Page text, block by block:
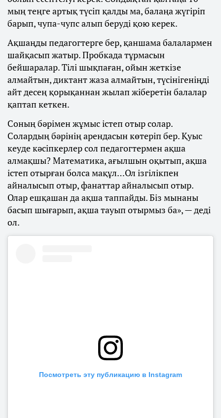
мың теңге артық түсіп қалды ма, балаңа жүгіріп
барып, чупа-чупс алып беруді қою керек.
Ақшаңды педагогтерге бер, қаншама балалармен
шайқасып жатыр. Пробкада тұрмасын
бейшаралар. Тілі шықпаған, ойын жеткізе
алмайтын, диктант жаза алмайтын, түсінігеніңді
айт десең қорықаннан жылап жіберетін балалар
қаптап кеткен.
Соның бәрімен жұмыс істеп отыр солар.
Солардың бәрінің арендасын көтеріп бер. Қуыс
кеуде кәсіпкерлер сол педагогтермен ақша
алмақшы? Математика, ағылшын оқытып, ақша
істеп отырған болса мақұл…Ол ізгілікпен
айналысып отыр, фанаттар айналысып отыр.
Олар ешқашан да ақша таппайды. Біз мынаны
басып шығарып, ақша тауып отырмыз ба», — деді
ол.
Посмотреть эту публикацию в Instagram